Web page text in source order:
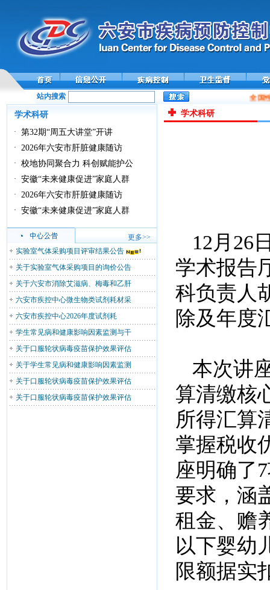
站内搜索 全国
学术科研
· 第32期“周五大讲堂”开讲
· 2026年六安市肝脏健康随访
· 校地协同聚合力 科创赋能护公
· 安徽“未来健康促进”家庭人群
· 2026年六安市肝脏健康随访
· 安徽“未来健康促进”家庭人群
更多>>
实验室气体采购项目评审结果公告
关于实验室气体采购项目的询价公告
关于六安市消除艾滋病、梅毒和乙肝
六安市疾控中心微生物类试剂耗材采
六安市疾控中心2026年度试剂耗
学生常见病和健康影响因素监测与干
关于口服轮状病毒疫苗保护效果评估
关于学生常见病和健康影响因素监测
关于口服轮状病毒疫苗保护效果评估
关于口服轮状病毒疫苗保护效果评估
学术科研
12月26
学术报告
科负责人
除及年度
本次讲
算清缴核
所得汇算
掌握税收
座明确了
要求，涵
租金、赡
以下婴幼
限额据实